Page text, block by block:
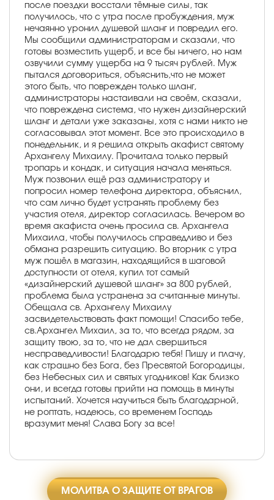
после поездки восстали тёмные силы, так
получилось, что с утра после пробуждения, муж
нечаянно уронил душевой шланг и повредил его.
Мы сообщили администраторам и сказали, что
готовы возместить ущерб, и все бы ничего, но нам
озвучили сумму ущерба на 9 тысяч рублей. Муж
пытался договориться, объяснить,что не может
этого быть, что поврежден только шланг,
администраторы настаивали на своём, сказали,
что повреждена система, что нужен дизайнерский
шланг и детали уже заказаны, хотя с нами никто не
согласовывал этот момент. Все это происходило в
понедельник, и я решила открыть акафист святому
Архангелу Михаилу. Прочитала только первый
тропарь и кондак, и ситуация начала меняться.
Муж позвонил ещё раз администратору и
попросил номер телефона директора, объяснил,
что сам лично будет устранять проблему без
участия отеля, директор согласилась. Вечером во
время акафиста очень просила св. Архангела
Михаила, чтобы получилось справедливо и без
обмана разрешить ситуацию. Во вторник с утра
муж пошёл в магазин, находящийся в шаговой
доступности от отеля, купил тот самый
«дизайнерский душевой шланг» за 800 рублей,
проблема была устранена за считанные минуты.
Обещала св. Архангелу Михаилу
засвидетельствовать факт помощи! Спасибо тебе,
св.Архангел Михаил, за то, что всегда рядом, за
защиту твою, за то, что не дал свершиться
несправедливости! Благодарю тебя! Пишу и плачу,
как страшно без Бога, без Пресвятой Богородицы,
без Небесных сил и святых угодников! Как близко
они, и всегда готовы прийти на помощь в минуты
испытаний. Хочется научиться быть благодарной,
не роптать, надеюсь, со временем Господь
вразумит меня! Слава Богу за все!
МОЛИТВА О ЗАЩИТЕ ОТ ВРАГОВ